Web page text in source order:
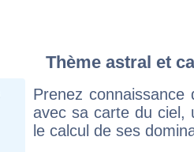
Thème astral et
Prenez
avec sa carte du ciel,
le calcul de ses